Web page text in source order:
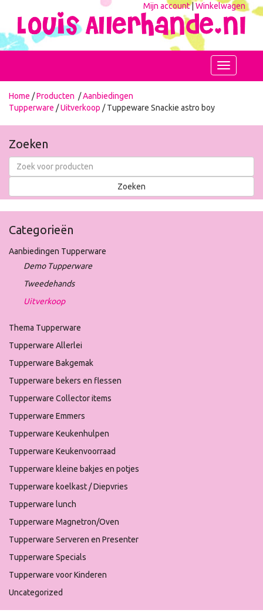
Mijn account|Winkelwagen
Toggle
navigation
Home /Producten /Aanbiedingen
Tupperware /Uitverkoop / Tuppeware Snackie astro boy
Zoeken
Categorieën
Aanbiedingen Tupperware
Demo Tupperware
Tweedehands
Uitverkoop
Thema Tupperware
Tupperware Allerlei
Tupperware Bakgemak
Tupperware bekers en flessen
Tupperware Collector items
Tupperware Emmers
Tupperware Keukenhulpen
Tupperware Keukenvoorraad
Tupperware kleine bakjes en potjes
Tupperware koelkast / Diepvries
Tupperware lunch
Tupperware Magnetron/Oven
Tupperware Serveren en Presenter
Tupperware Specials
Tupperware voor Kinderen
Uncategorized